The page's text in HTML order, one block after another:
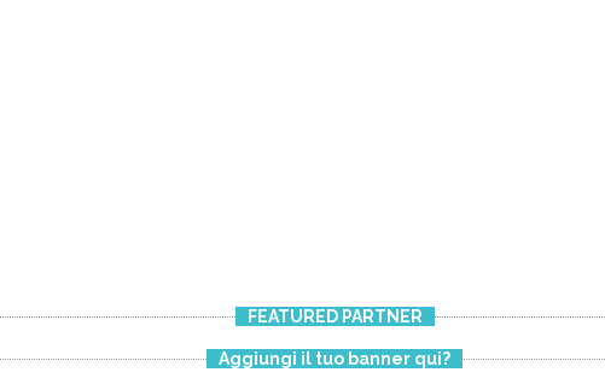
FEATURED PARTNER
Aggiungi il tuo banner qui?